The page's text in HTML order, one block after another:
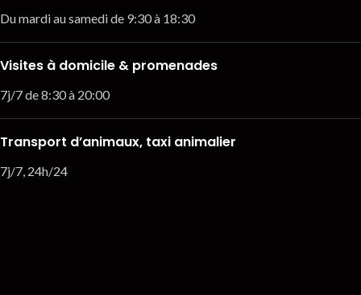
Du mardi au samedi de 9:30 à 18:30
Visites à domicile & promenades
7j/7 de 8:30 à 20:00
Transport d’animaux, taxi animalier
7j/7, 24h/24